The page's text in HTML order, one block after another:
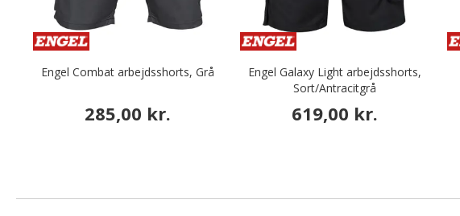
Engel Combat arbejdsshorts, Grå
285,00 kr.
Engel Galaxy Light arbejdsshorts,
Sort/Antracitgrå
619,00 kr.